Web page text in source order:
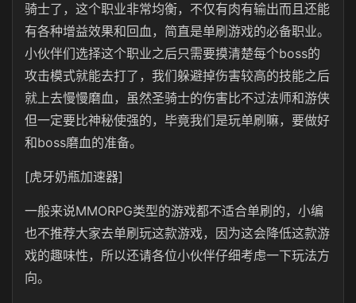
骑士了，这个职业非常均衡，不仅有肉有输出而且还能
有各种增益效果和回血，简直是单刷游戏的必备职业。
小伙伴们选择这个职业之后只需要摸清楚每个boss的
攻击模式就能去打了，我们躲避掉伤害较高的技能之后
就上去慢慢磨血，虽然圣骑士的伤害比不过法师和游侠
但一定要比神秘使强的，毕竟我们是玩单刷嘛，要做好
和boss磨血的准备。
[虎牙奶瓶加速器]
一般来说MMORPG类型的游戏都不适合单刷的，小编
也不推荐大家去单刷玩这款游戏，因为这会降低这款游
戏的趣味性，所以还请各位小伙伴仔细考虑一下玩法方
向。